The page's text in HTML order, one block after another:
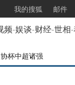
我的搜狐 邮件
频-娱谈-财经-世相-
杯中超诸强